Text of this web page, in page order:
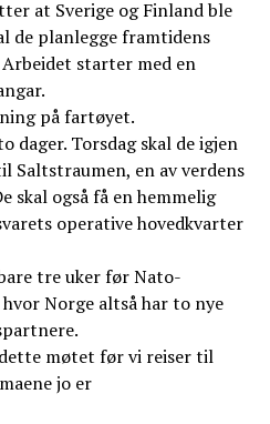
at Sverige og Finland ble
de planlegge framtidens
starter med en
på fartøyet.
dager. Torsdag skal de igjen
Saltstraumen, en av verdens
skal også få en hemmelig
operative hovedkvarter
tre uker før Nato-
Norge altså har to nye
møtet før vi reiser til
jo er